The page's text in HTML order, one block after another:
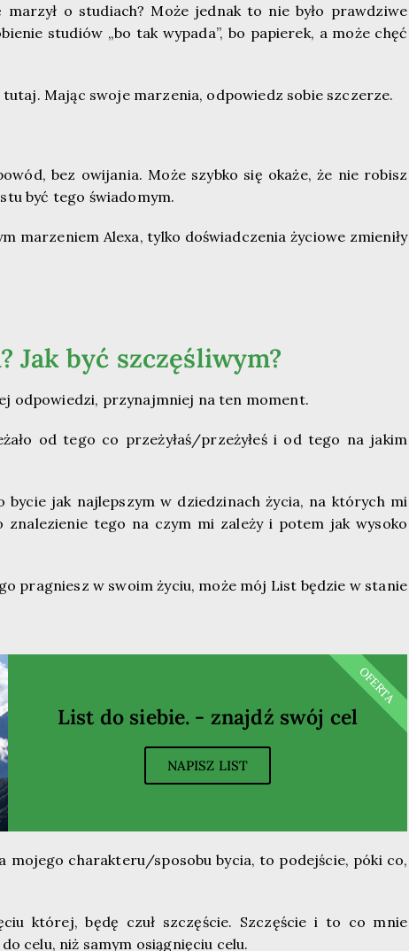
o studiach? Może jednak to nie było prawdziwe
studiów „bo tak wypada”, bo papierek, a może chęć
Mając swoje marzenia, odpowiedz sobie szczerze.
bez owijania. Może szybko się okaże, że nie robisz
być tego świadomym.
marzeniem Alexa, tylko doświadczenia życiowe zmieniły
Jak być szczęśliwym?
odpowiedzi, przynajmniej na ten moment.
od tego co przeżyłaś/przeżyłeś i od tego na jakim
bycie jak najlepszym w dziedzinach życia, na których mi
tego na czym mi zależy i potem jak wysoko
pragniesz w swoim życiu, może mój List będzie w stanie
List do siebie. - znajdź swój cel
NAPISZ LIST
OFERTA
mojego charakteru/sposobu bycia, to podejście, póki co,
której, będę czuł szczęście. Szczęście i to co mnie
celu, niż samym osiągnięciu celu.